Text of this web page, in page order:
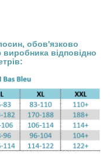
обов'язково
відповідно